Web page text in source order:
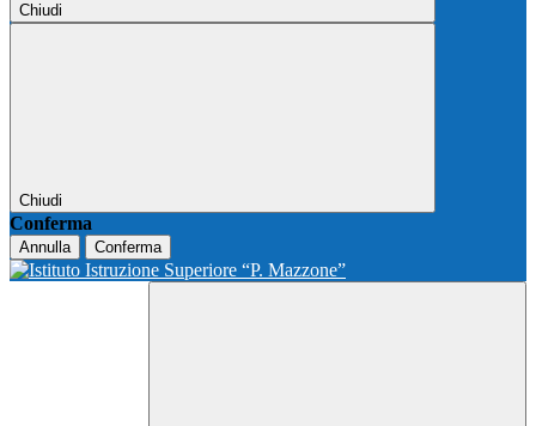
Chiudi
Chiudi
Conferma
Annulla Conferma